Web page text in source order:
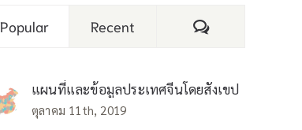
Popular Recent Comments
แผนที่และข้อมูลประเทศจีนโดยสังเขป
ตุลาคม 11th, 2019